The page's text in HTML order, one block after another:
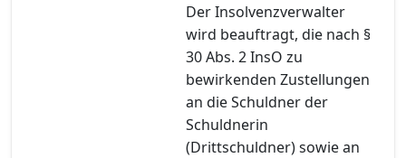
Der Insolvenzverwalter
wird beauftragt, die nach §
30 Abs. 2 InsO zu
bewirkenden Zustellungen
an die Schuldner der
Schuldnerin
(Drittschuldner) sowie an